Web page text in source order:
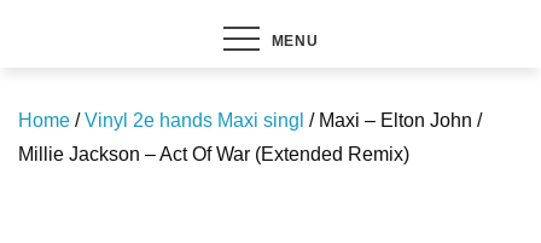
MENU
Home /Vinyl 2e hands Maxi singl / Maxi – Elton John /
Millie Jackson – Act Of War (Extended Remix)